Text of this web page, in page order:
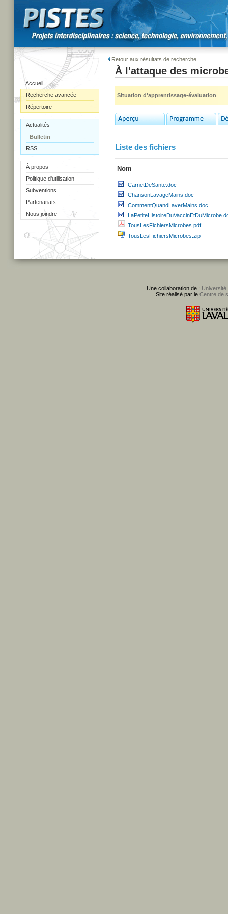
Accueil
Recherche avancée
Répertoire
Actualités
Bulletin
RSS
À propos
Politique d'utilisation
Subventions
Partenariats
Nous joindre
Retour aux résultats de recherche
À l'attaque des
Situation d'apprentissage-évaluation
Liste des fichiers
Nom
CarnetDeSante.doc
ChansonLavageMains.doc
CommentQuandLaverMains.doc
TousLesFichiersMicrobes.pdf
TousLesFichiersMicrobes.zip
Une collaboration de : Université
Site réalisé par le Centre de